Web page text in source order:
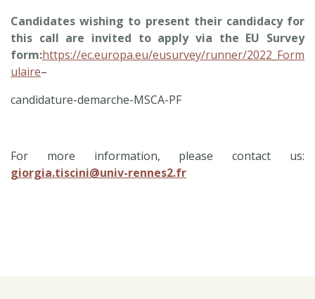
Candidates wishing to present their candidacy for
this call are invited to apply via the EU Survey
form:https://ec.europa.eu/eusurvey/runner/2022_Form
ulaire–
candidature-demarche-MSCA-PF
For more information, please contact us:
giorgia.tiscini@univ-rennes2.fr